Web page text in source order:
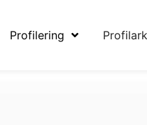
Profilering